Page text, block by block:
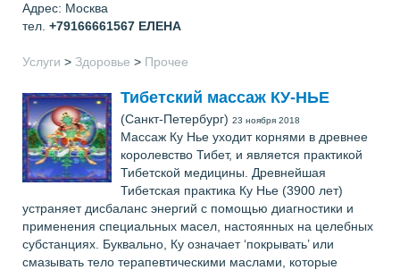
Адрес: Москва
тел. +79166661567 ЕЛЕНА
Услуги > Здоровье > Прочее
Тибетский массаж КУ-НЬЕ
(Санкт-Петербург) 23 ноября 2018
Массаж Ку Нье уходит корнями в древнее
королевство Тибет, и является практикой
Тибетской медицины. Древнейшая
Тибетская практика Ку Нье (3900 лет)
устраняет дисбаланс энергий с помощью диагностики и
применения специальных масел, настоянных на целебных
субстанциях. Буквально, Ку означает ‘покрывать’ или
смазывать тело терапевтическими маслами, которые